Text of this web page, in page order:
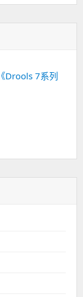
《Drools 7系列